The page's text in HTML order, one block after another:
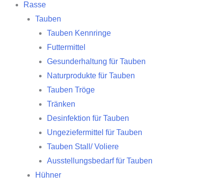
Rasse
Tauben
Tauben Kennringe
Futtermittel
Gesunderhaltung für Tauben
Naturprodukte für Tauben
Tauben Tröge
Tränken
Desinfektion für Tauben
Ungeziefermittel für Tauben
Tauben Stall/ Voliere
Ausstellungsbedarf für Tauben
Hühner